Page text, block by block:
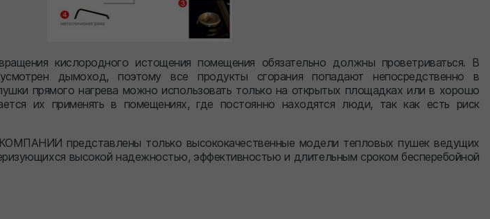
кислородного истощения помещения обязательно должны проветриваться. В
дымоход, поэтому все продукты сгорания попадают непосредственно в
прямого нагрева можно использовать только на открытых площадках или в хорошо
их применять в помещениях, где постоянно находятся люди, так как есть риск
представлены только высококачественные модели тепловых пушек ведущих
высокой надежностью, эффективностью и длительным сроком бесперебойной